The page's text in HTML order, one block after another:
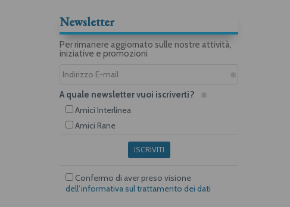
Newsletter
Per rimanere aggiornato sulle nostre attività,
iniziative e promozioni
A quale newsletter vuoi iscriverti?
Amici Interlinea
Amici Rane
ISCRIVITI
Confermo di aver preso visione
dell’informativa sul trattamento dei dati